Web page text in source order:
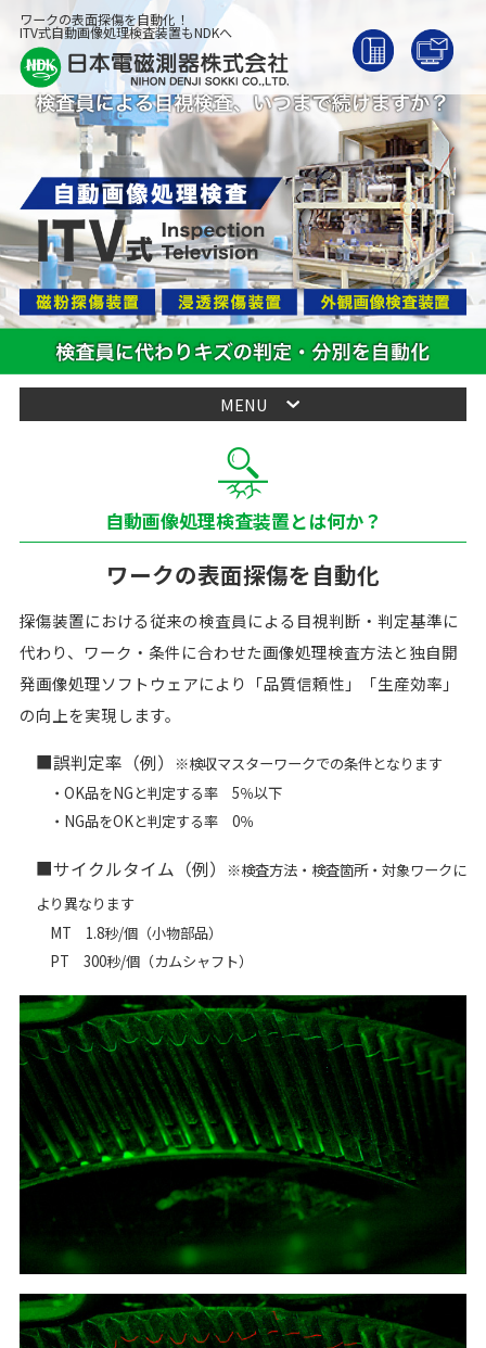
ワークの表面探傷を自動化！
ITV式自動画像処理検査装置もNDKへ
MENU
検査装置とは何か？
自動画像処理検査装置のご紹介
磁粉探傷装置
浸透探傷装置
ご提案プロセス
日本電磁測器サイト
カタログダウンロード
自動画像処理検査装置とは何か？
ワークの表面探傷を自動化
探傷装置における従来の検査員による目視判断・判定基準に
代わり、ワーク・条件に合わせた画像処理検査方法と独自開
発画像処理ソフトウェアにより「品質信頼性」「生産効率」
の向上を実現します。
■誤判定率（例）
※検収マスターワークでの条件となります
・OK品をNGと判定する率 5％以下
・NG品をOKと判定する率 0％
■サイクルタイム（例）
※検査方法・検査箇所・対象ワークに
より異なります
MT 1.8秒/個（小物部品）
PT 300秒/個（カムシャフト）